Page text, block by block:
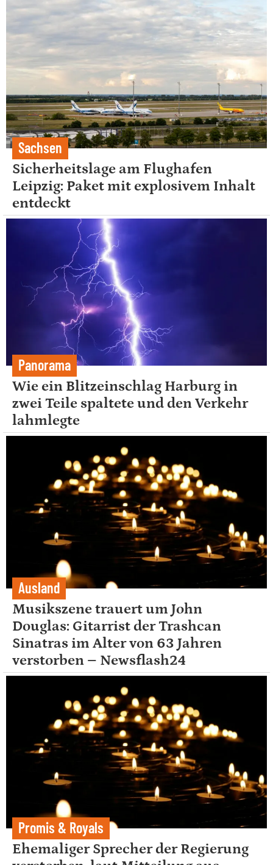
Sachsen
Sicherheitslage am Flughafen
Leipzig: Paket mit explosivem Inhalt
entdeckt
Panorama
Wie ein Blitzeinschlag Harburg in
zwei Teile spaltete und den Verkehr
lahmlegte
Ausland
Musikszene trauert um John
Douglas: Gitarrist der Trashcan
Sinatras im Alter von 63 Jahren
verstorben – Newsflash24
Promis & Royals
Ehemaliger Sprecher der Regierung